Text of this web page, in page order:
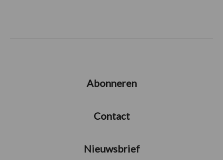
Abonneren
Contact
Nieuwsbrief